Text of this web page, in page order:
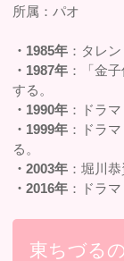
所属：パオ
・1985年 ：タレ
・1987年 ：「金
する。
・1990年 ：ドラ
・1999年 ：ドラ
る。
・2003年 ：堀川
・2016年 ：ドラ
東ちづる